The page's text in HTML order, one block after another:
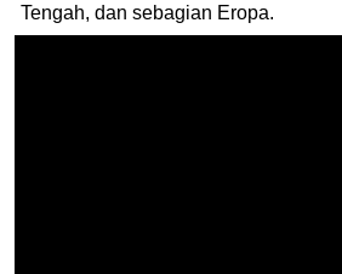
Tengah, dan sebagian Eropa.